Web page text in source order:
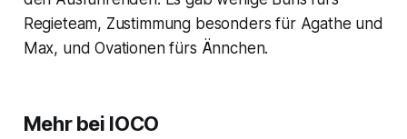
Regieteam, Zustimmung besonders für Agathe und
Max, und Ovationen fürs Ännchen.
Mehr bei IOCO